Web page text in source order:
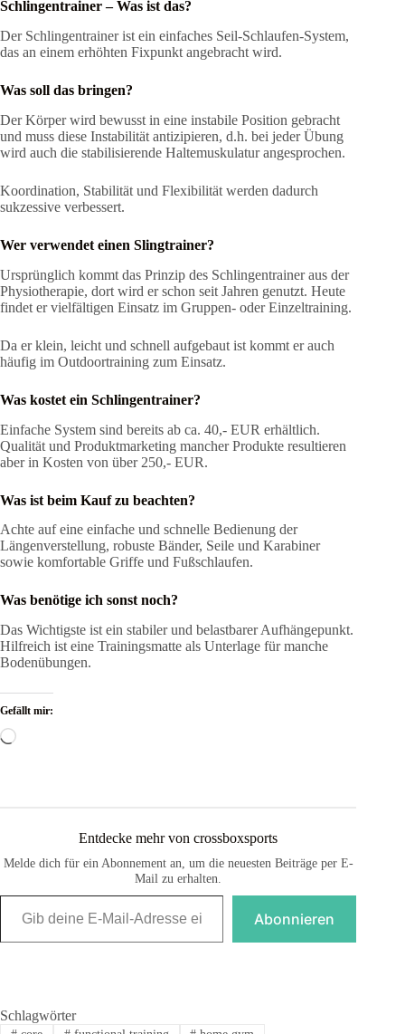
Schlingentrainer –Was ist das?
Der Schlingentrainer ist ein einfaches Seil-Schlaufen-System,
das an einem erhöhten Fixpunkt angebracht wird.
Was soll das bringen?
Der Körper wird bewusst in eine instabile Position gebracht
und muss diese Instabilität antizipieren, d.h. bei jeder Übung
wird auch die stabilisierende Haltemuskulatur angesprochen.
Koordination, Stabilität und Flexibilität werden dadurch
sukzessive verbessert.
Wer verwendet einen Slingtrainer?
Ursprünglich kommt das Prinzip des Schlingentrainer aus der
Physiotherapie, dort wird er schon seit Jahren genutzt. Heute
findet er vielfältigen Einsatz im Gruppen- oder Einzeltraining.
Da er klein, leicht und schnell aufgebaut ist kommt er auch
häufig im Outdoortraining zum Einsatz.
Was kostet ein Schlingentrainer?
Einfache System sind bereits ab ca. 40,- EUR erhältlich.
Qualität und Produktmarketing mancher Produkte resultieren
aber in Kosten von über 250,- EUR.
Was ist beim Kauf zu beachten?
Achte auf eine einfache und schnelle Bedienung der
Längenverstellung, robuste Bänder, Seile und Karabiner
sowie komfortable Griffe und Fußschlaufen.
Was benötige ich sonst noch?
Das Wichtigste ist ein stabiler und belastbarer Aufhängepunkt.
Hilfreich ist eine Trainingsmatte als Unterlage für manche
Bodenübungen.
Gefällt mir:
Wird
Entdecke mehr von crossboxsports
Melde dich für ein Abonnement an, um die neuesten Beiträge per E-
Mail zu erhalten.
Gib deine E-Mail-Adresse ein ...
Abonnieren
Schlagwörter